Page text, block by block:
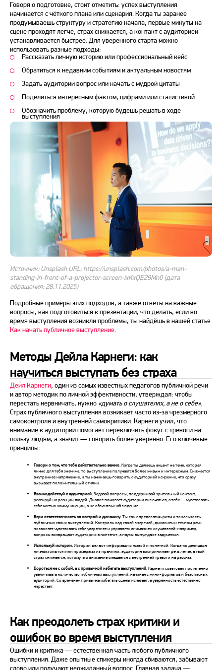
Говоря о подготовке, стоит отметить: успех выступления
начинается с чёткого плана или сценария. Когда ты заранее
продумываешь структуру и стратегию начала, первые минуты на
сцене проходят легче, страхснижается, а контакт с аудиторией
устанавливается быстрее. Для уверенного старта можно
использовать разные подходы:
Рассказать личную историю или профессиональный кейс
Обратиться к недавним событиям и актуальным новостям
Задать аудитории вопрос или начать с мудрой цитаты
Поделиться интересным фактом, цифрами или статистикой
Обозначить проблему, которую будешь решать в ходе
выступления
Источник: Unsplash URL: https://unsplash.com/photos/a-man-
standing-in-front-of-a-projector-screen-ixKxQE29Mn0 (дата
обращения: 28.11.2025)
Подробные примеры этих подходов, а также ответы на важные
вопросы, как подготовиться к презентации, что делать, если во
время выступления возникли проблемы, ты найдёшь в нашей статье
Как начать публичное выступление
Методы Дейла Карнеги: как
научиться выступать без страха
Дейл Карнеги, один из самых известных педагогов публичнойречи
и автор методик по личной эффективности, утверждал: чтобы
перестать нервничать, нужно «думать о слушателях, а не о себе».
Страхпубличного выступления возникает часто из-за чрезмерного
самоконтроля и внутренней самокритики. Карнеги учил, что
внимание к аудитории помогает переключить фокус с тревоги на
пользу людям, а значит — говорить более уверенно. Его ключевые
принципы:
Говори о том, что тебе действительно важно.Когда ты делаешь акцент на теме, которая
лично для тебя значима, то выступление получается более живым и интересным. Снижается
внутреннее напряжение, и ты начинаешь говорить с аудиторией искренне, что сразу
вызывает положительный отклик.
Взаимодействуй с аудиторией.Задавай вопросы, поддерживай зрительный контакт,
реагируй на реакции людей . Диалог помогает аудитории включаться, а тебе — чувствовать
себя частью коммуникации, а не объектом наблюдения.
Бери ответственность за настрой и динамику.Ты сам определяешь ритм и тональность
публичныхсвоих выступлений. Контроль над своей энергией, дыханием и темпомречи
позволяет чувствовать себя увереннее и управлять вниманием слушателей: например,
вопросы возвращают аудиторию в контекст, а паузы вынуждают задуматься.
Используй истории.Истории делают информацию живой и понятной. Когда ты делишься
личным опытом или примерами из практики, аудитория воспринимает речь легче, а твой
страхснижается, потому что внимание смещается с внутренней тревоги на рассказ.
Бороться не с собой, а с привычкой избегатьвыступлений.Карнеги советовал постепенно
увеличивать количествопубличных выступлений , начиная с мини-форматов и безопасных
аудиторий. Со временем привычка избегать сцены исчезает, а уверенность естественно
нарастает.
Как преодолеть страх критики и
ошибок во время выступления
Ошибки и критика — естественная часть любого публичного
выступления. Даже опытные спикеры иногда сбиваются, забывают
слово или получают неожиданный вопрос. Главная задача —